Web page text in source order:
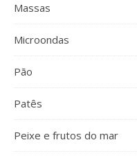
Massas
Microondas
Pão
Patês
Peixe e frutos do mar